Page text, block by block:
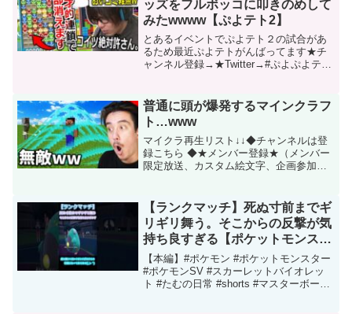
ッズをフルボッコに叩きのめして
みたwwww【ぷよテト2】
とあるイベントでぷよテト２の試合があ
るため最近ぷよテトがんばってます★チ
ャンネル登録→★Twitter→#ぷよぷよテト
gP4lhIx9GAQ 投稿者 も...
普通に頭が爆発するマインクラフ
ト…www
マイクラ再生リスト↓↓◆チャンネルは登
録こちら ◆★メンバー登録★（メンバー
限定放送、カスタム絵文字、企画参加、
との日常や旅行動画もやってるよ！ぜひ
よろしく...
【ランクマッチ】死ぬ寸前までギ
リギリ舞う。そこからの反撃が気
持ち良すぎる【ポケットモンスタ
ースカーレット / ポケモンSV】
#shorts
【本編】#ポケモン #ポケットモンスター
#ポケモンSV #スカーレットバイオレッ
ト #たむの日常 #shorts #マスターボール